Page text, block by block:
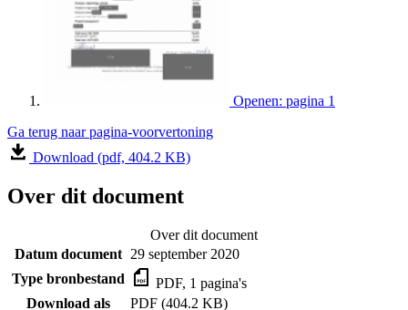
Openen: pagina 1
Ga terug naar pagina-voorvertoning
Download (pdf, 404.2 KB)
Over dit document
Over dit document
Datum document 29 september 2020
Type bronbestand
PDF, 1 pagina's
Download als
PDF (404.2 KB)